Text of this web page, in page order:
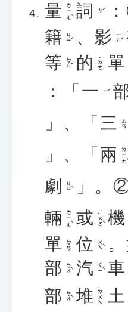
量 ㄌㄧㄤˋ 詞 ㄘˊ
籍 ㄐㄧˊ 、 影 ㄧㄥˇ
等 ㄉㄥˇ 的 ˙ㄉㄜ 單
：「 一 ㄧˊ
」、「 三 ㄙㄢ
」、「 兩 ㄌㄧㄤˇ
劇 ㄐㄩˋ 」。
輛 ㄌㄧㄤˋ 或 ㄏㄨㄛˋ 機
單 ㄉㄢ 位 ㄨㄟˋ 。
部 ㄅㄨˋ 汽 ㄑㄧˋ 車
部 ㄅㄨˋ 堆 ㄉㄨㄟ 土